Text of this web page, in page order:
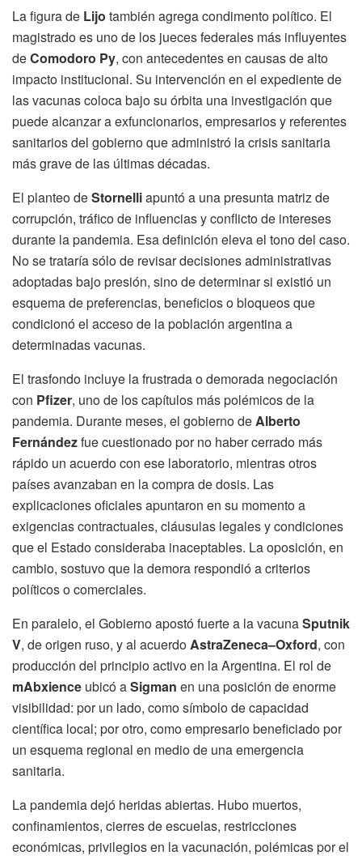
La figura de Lijo también agrega condimento político. El
magistrado es uno de los jueces federales más influyentes
deComodoro Py, con antecedentes en causas de alto
impacto institucional. Su intervención en el expediente de
las vacunas coloca bajo su órbita una investigación que
puede alcanzar a exfuncionarios, empresarios y referentes
sanitarios del gobierno que administró la crisis sanitaria
más grave de las últimas décadas.
El planteo deStornelliapuntó a una presunta matriz de
corrupción, tráfico de influencias y conflicto de intereses
durante la pandemia. Esa definición eleva el tono del caso.
No se trataría sólo de revisar decisiones administrativas
adoptadas bajo presión, sino de determinar si existió un
esquema de preferencias, beneficios o bloqueos que
condicionó el acceso de la población argentina a
determinadas vacunas.
El trasfondo incluye la frustrada o demorada negociación
con Pfizer, uno de los capítulos más polémicos de la
pandemia. Durante meses, el gobierno deAlberto
Fernándezfue cuestionado por no haber cerrado más
rápido un acuerdo con ese laboratorio, mientras otros
países avanzaban en la compra de dosis. Las
explicaciones oficiales apuntaron en su momento a
exigencias contractuales, cláusulas legales y condiciones
que el Estado consideraba inaceptables. La oposición, en
cambio, sostuvo que la demora respondió a criterios
políticos o comerciales.
En paralelo, el Gobierno apostó fuerte a la vacunaSputnik
V, de origen ruso, y al acuerdoAstraZeneca–Oxford, con
producción del principio activo en la Argentina. El rol de
mAbxience ubicó aSigman en una posición de enorme
visibilidad: por un lado, como símbolo de capacidad
científica local; por otro, como empresario beneficiado por
un esquema regional en medio de una emergencia
sanitaria.
La pandemia dejó heridas abiertas. Hubo muertos,
confinamientos, cierres de escuelas, restricciones
económicas, privilegios en la vacunación, polémicas por el